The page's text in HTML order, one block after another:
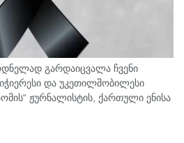
გარდაიცვალა ჩვენი
და უკეთილშობილესი
ჟურნალისტის, ქართული ენისა
მონიკა ჭანტურია. "მეგა ტვ"
მონიკა ჭანტურიას